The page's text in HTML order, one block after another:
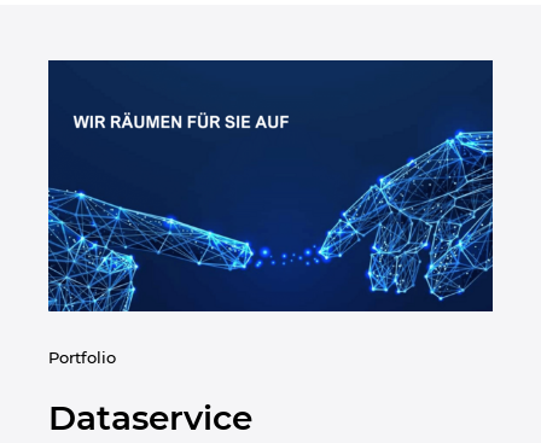
Portfolio
Dataservice
Slowakei
Slowenien
Spanien
Südafrika
Südkorea
Tschechische Republik